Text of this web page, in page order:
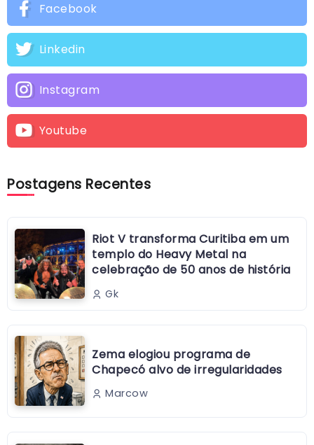
Facebook
Linkedin
Instagram
Youtube
Postagens Recentes
Riot V transforma Curitiba em um
templo do Heavy Metal na
celebração de 50 anos de história
Gk
Zema elogiou programa de
Chapecó alvo de irregularidades
Marcow